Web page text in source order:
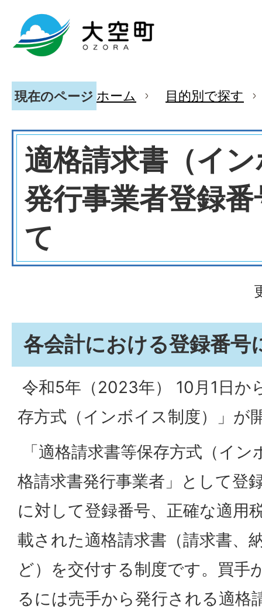
現在のページ ホーム 目的別で探す
適格請求書（イ
発行事業者登録
て
各会計における登録番号
令和5年（2023年） 10月1日か
存方式（インボイス制度）」が
「適格請求書等保存方式（イ
格請求書発行事業者」として登
に対して登録番号、正確な適用
載された適格請求書（請求書、
ど）を交付する制度です。買手
るには売手から発行される適格